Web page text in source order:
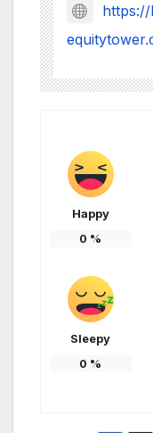
Happy
0 %
Sleepy
0 %